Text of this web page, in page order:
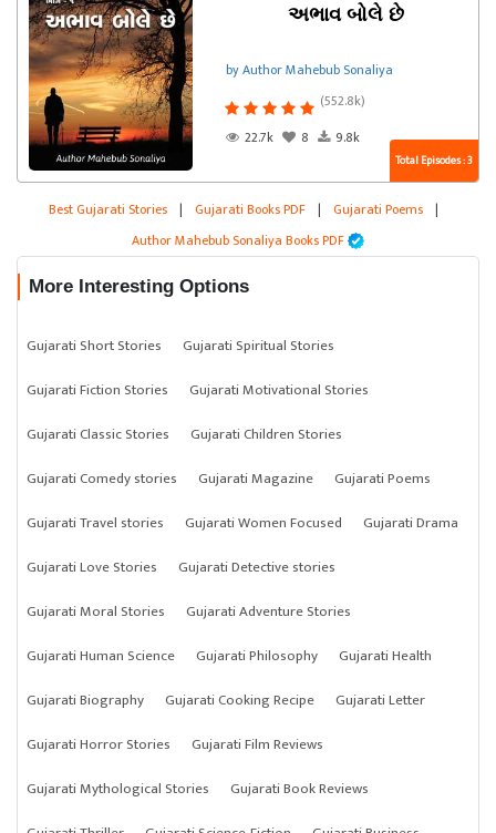
અભાવ બોલે છે
by Author Mahebub Sonaliya
(552.8k)
22.7k
8 9.8k
Total Episodes : 3
Best Gujarati Stories | Gujarati Books PDF | Gujarati Poems |
Author Mahebub Sonaliya Books PDF
More Interesting Options
Gujarati Short Stories
Gujarati Spiritual Stories
Gujarati Fiction Stories
Gujarati Motivational Stories
Gujarati Classic Stories
Gujarati Children Stories
Gujarati Comedy stories
Gujarati Magazine
Gujarati Poems
Gujarati Travel stories
Gujarati Women Focused
Gujarati Drama
Gujarati Love Stories
Gujarati Detective stories
Gujarati Moral Stories
Gujarati Adventure Stories
Gujarati Human Science
Gujarati Philosophy
Gujarati Health
Gujarati Biography
Gujarati Cooking Recipe
Gujarati Letter
Gujarati Horror Stories
Gujarati Film Reviews
Gujarati Mythological Stories
Gujarati Book Reviews